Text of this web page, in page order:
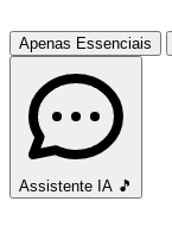
Apenas Essenciais
Assistente IA 🎵